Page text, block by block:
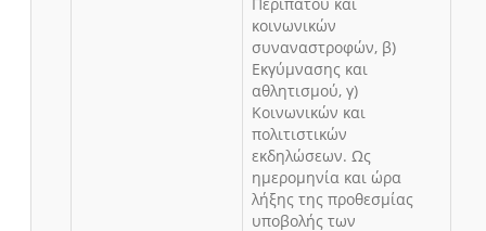
κοινωνικών
συναναστροφών, β)
Εκγύμνασης και
αθλητισμού, γ)
Κοινωνικών και
πολιτιστικών
εκδηλώσεων. Ως
ημερομηνία και ώρα
λήξης της προθεσμίας
υποβολής των